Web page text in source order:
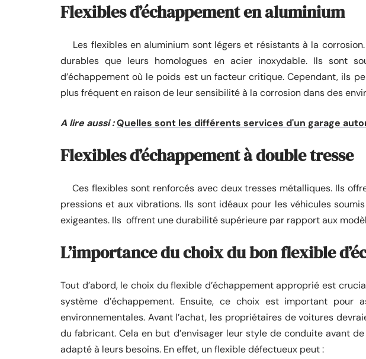
Flexibles d’échappement en aluminium
Les flexibles en aluminium sont légers et résistants à la
durables que leurs homologues en acier inoxydable. Ils sont
d’échappement où le poids est un facteur critique. Cependant, ils
plus fréquent en raison de leur sensibilité à la corrosion dans des
A lire aussi :Quelles sont les différents services d'un garage
Flexibles d’échappement à double tresse
Ces flexibles sont renforcés avec deux tresses métalliques. Ils
pressions et aux vibrations. Ils sont idéaux pour les véhicules
exigeantes. Ils offrent une durabilité supérieure par rapport aux
L’importance du choix du bon flexible
Tout d’abord, le choix du flexible d’échappement approprié est
système d’échappement. Ensuite, ce choix est important pour
environnementales. Avant l’achat, les propriétaires de voitures
du fabricant. Cela en but d’envisager leur style de conduite avant
adapté à leurs besoins. En effet, un flexible défectueux peut :